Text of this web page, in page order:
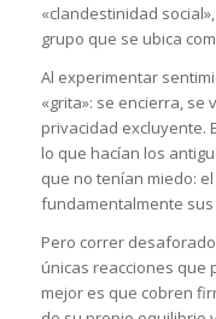
«clandestinidad
grupo que se ubica
Al experimentar
«grita»: se encierra,
privacidad excluyente.
lo que hacían los
que no tenían miedo:
fundamentalmente
Pero correr
únicas reacciones que
mejor es que cobren